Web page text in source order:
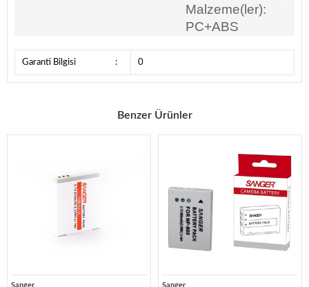
Malzeme(ler):
PC+ABS
Garanti Bilgisi : 0
Benzer Ürünler
Sanger
Sanger